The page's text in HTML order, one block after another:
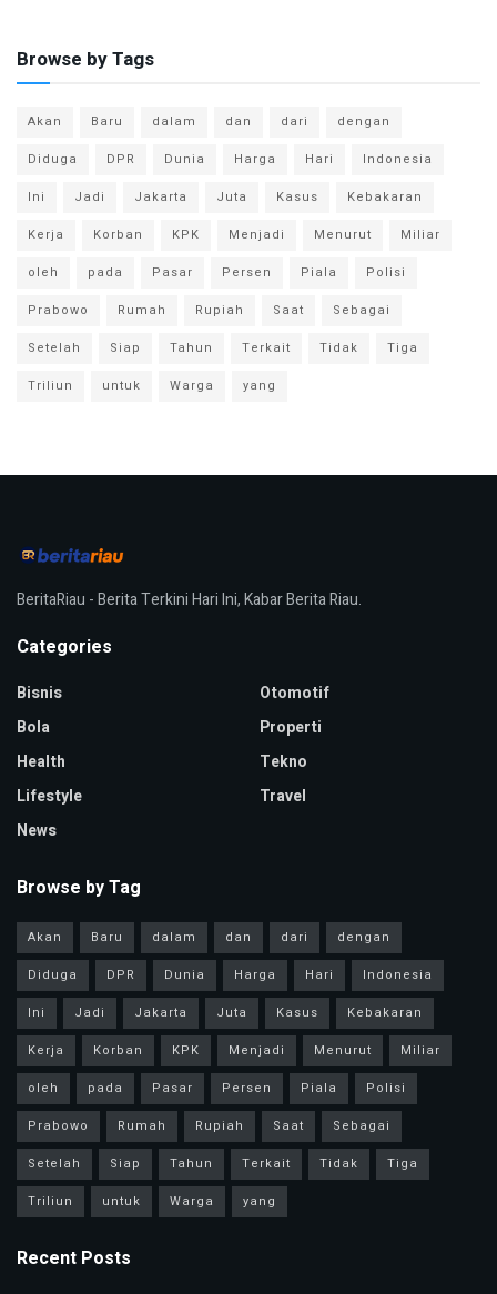
Browse by Tags
Akan Baru dalam dan dari
dengan
Diduga
DPR Dunia Harga Hari
Indonesia
Ini
Jadi Jakarta Juta Kasus
Kebakaran
Kerja
Korban KPK Menjadi Menurut
Miliar
oleh
pada Pasar Persen Piala
Polisi
Prabowo
Rumah Rupiah Saat
Sebagai
Setelah
Siap Tahun Terkait Tidak
Tiga
Triliun
untuk Warga yang
BeritaRiau - Berita Terkini Hari Ini, Kabar Berita Riau.
Categories
Bisnis
Bola
Health
Lifestyle
News
Otomotif
Properti
Tekno
Travel
Browse by Tag
Akan Baru dalam dan dari
dengan
Diduga
DPR Dunia Harga Hari
Indonesia
Ini
Jadi Jakarta Juta Kasus
Kebakaran
Kerja
Korban KPK Menjadi Menurut
Miliar
oleh
pada Pasar Persen Piala
Polisi
Prabowo
Rumah Rupiah Saat
Sebagai
Setelah
Siap Tahun Terkait Tidak
Tiga
Triliun
untuk Warga yang
Recent Posts